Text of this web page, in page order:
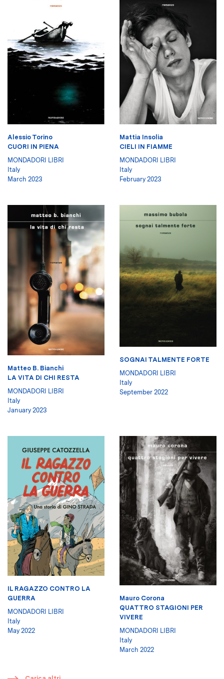
Alessio Torino
CUORI IN PIENA
MONDADORI LIBRI
Italy
March 2023
Mattia Insolia
CIELI IN FIAMME
MONDADORI LIBRI
Italy
February 2023
Matteo B. Bianchi
LA VITA DI CHI RESTA
MONDADORI LIBRI
Italy
January 2023
SOGNAI TALMENTE FORTE
MONDADORI LIBRI
Italy
September 2022
IL RAGAZZO CONTRO LA
GUERRA
MONDADORI LIBRI
Italy
May 2022
Mauro Corona
QUATTRO STAGIONI PER
VIVERE
MONDADORI LIBRI
Italy
March 2022